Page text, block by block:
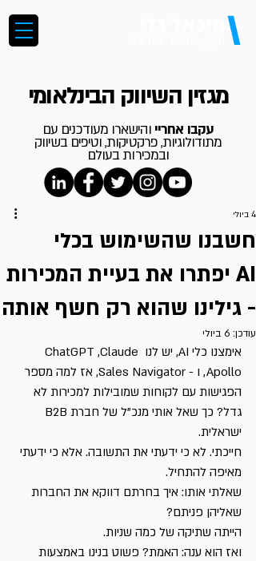
\
מגזין השיווק הבינלאומי
עקבו אחריי והישארו מעודכנים עם
מתודולוגיות, פרקטיקות, וטיפים בשיווק
ובמכירות בעולם
חשבנו שהשימוש בכלי
AI יפתרו את בעיית המכירות
- גילינו שהוא רק חשף אותה
4 ביולי
עודכן: 6 ביולי
אימצנו כלי AI, יש לנו ChatGPT ,Claude
,Apollo ו - Sales Navigator, אז למה מספר
הפגישות עם לקוחות שמובילות למכירות לא
ישראלית.
חייכתי. לא כי ידעתי את התשובה. אלא כי ידעתי
מאיפה להתחיל.
שאלתי אותו: איך בחרתם דווקא את החברות
שאליהן פניתם?
הייתה שתיקה של כמה שניות.
ואז הוא ענה: האמת? פשוט בנינו באמצעות